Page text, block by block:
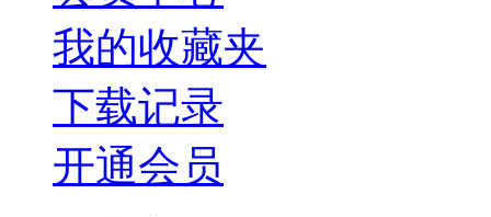
我的收藏夹
下载记录
开通会员